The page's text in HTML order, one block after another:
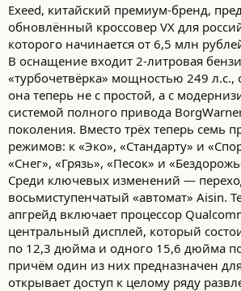
Exeed, китайский премиум-бренд,
обновлённый кроссовер VX для
которого начинается от 6,5 млн
В оснащение входит 2-литровая
«турбочетвёрка» мощностью 249 л.с.,
она теперь не с простой, а с
системой полного привода
поколения. Вместо трёх теперь семь
режимов: к «Эко», «Стандарту» и
«Снег», «Грязь», «Песок» и
Среди ключевых изменений —
восьмиступенчатый «автомат» Aisin.
апгрейд включает процессор
центральный дисплей, который
по 12,3 дюйма и одного 15,6 дюйма
причём один из них предназначен
открывает доступ к целому ряду